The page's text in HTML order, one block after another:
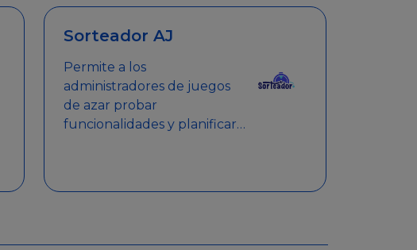
relacionados con
Sorteador AJ
Permite a los
administradores de juegos
de azar probar
funcionalidades y planificar